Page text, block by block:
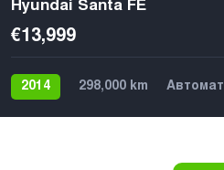
Hyundai Santa FE
€13,999
2014 298,000 km Автомат